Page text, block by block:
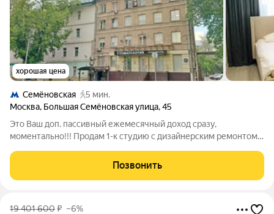
хорошая цена
Семёновская
5 мин.
Москва, Большая Семёновская улица,45
Это Ваш доп. пассивный ежемесячный доход сразу,
моментально!!! Продам 1-к студию с дизайнерским ремонтом
сталинского дома. До м. Семеновская 5 мин пешком, МЦК
Электрозаводская 7 мин пешком.
Позвонить
19 401 600₽ –6%